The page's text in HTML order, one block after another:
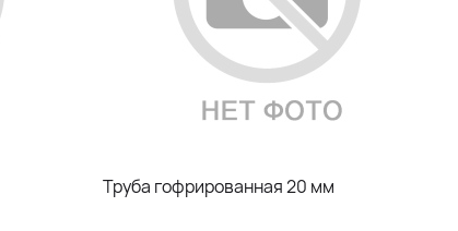
Труба гофрированная 20 мм